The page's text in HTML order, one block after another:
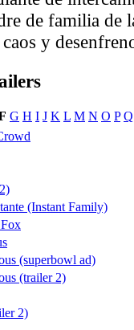
de familia de
y
G H I J K L M N O P Q
(Instant Family)
(superbowl ad)
(trailer 2)
2)